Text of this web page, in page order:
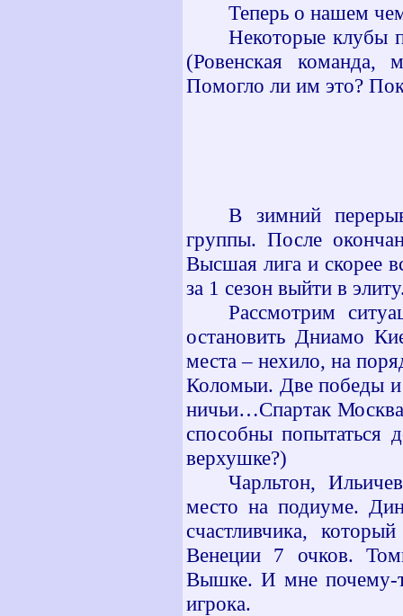
Теперь о нашем
Некоторые клубы
(Ровенская
Помогло ли им это?
В зимний
группы. После
Высшая лига и скорее
за 1 сезон выйти в
Рассмотрим
остановить Дниамо
места – нехило, на
Коломыи. Две победы и
ничьи…Спартак Москва
способны попытаться
верхушке?)
Чарльтон,
место на подиуме.
счастливчика,
Венеции 7 очков.
Вышке. И мне почему-
игрока.